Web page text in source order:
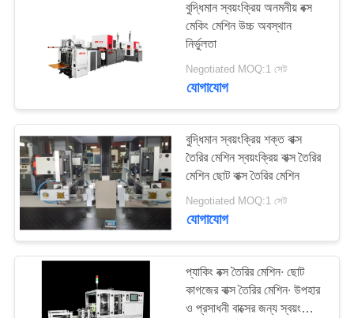
উদ্ধৃতি
করুন
সাইট
ম্যাপ
গোপনীয়তা
নীতি
বুদ্ধিমান স্বয়ংক্রিয় অনমনীয় বক্স
মেকিং মেশিন উচ্চ অবস্থান
নির্ভুলতা
Negotiated MOQ:1 সেট
যোগাযোগ
বুদ্ধিমান স্বয়ংক্রিয় শক্ত বাক্স
তৈরির মেশিন স্বয়ংক্রিয় বাক্স তৈরির
মেশিন ছোট বাক্স তৈরির মেশিন
Negotiated MOQ:1 সেট
যোগাযোগ
প্যাকিং বক্স তৈরির মেশিন∙ ছোট
কাগজের বাক্স তৈরির মেশিন∙ উপহার
ও প্রসাধনী বাক্সের জন্য স্বয়ংক্রিয়